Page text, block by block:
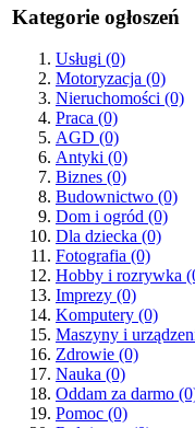
Kategorie ogłoszeń
Usługi (0)
Motoryzacja (0)
Nieruchomości (0)
Praca (0)
AGD (0)
Antyki (0)
Biznes (0)
Budownictwo (0)
Dom i ogród (0)
Dla dziecka (0)
Fotografia (0)
Hobby i rozrywka
Imprezy (0)
Komputery (0)
Maszyny i
Zdrowie (0)
Nauka (0)
Oddam za darmo
Pomoc (0)